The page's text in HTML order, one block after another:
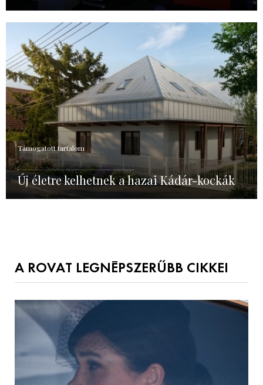
Támogatott tartalom
Új életre kelhetnek a hazai Kádár-kockák
A ROVAT LEGNÉPSZERŰBB CIKKEI